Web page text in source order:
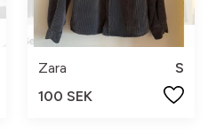
Zara
S
100 SEK